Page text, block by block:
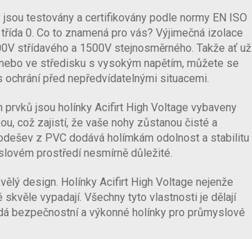
testovány a certifikovány podle normy EN ISO
0. Co to znamená pro vás? Výjimečná izolace
střídavého a 1500V stejnosměrného. Takže ať už
ve středisku s vysokým napětím, můžete se
před nepředvídatelnými situacemi.
jsou holínky Acifirt High Voltage vybaveny
což zajistí, že vaše nohy zůstanou čisté a
z PVC dodává holímkám odolnost a stabilitu
prostředí nesmírně důležité.
design. Holínky Acifirt High Voltage nejenže
skvěle vypadají. Všechny tyto vlastnosti je dělají
bezpečnostní a výkonné holínky pro průmyslové